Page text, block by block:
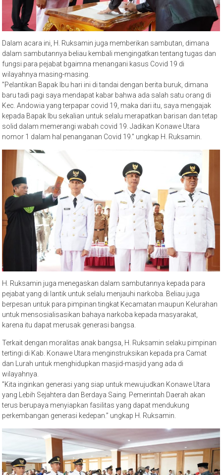
Dalam acara ini, H. Ruksamin juga memberikan sambutan, dimana
dalam sambutannya beliau kembali mengingatkan tentang tugas dan
fungsi para pejabat bgaimna menangani kasus Covid 19 di
wilayahnya masing-masing.
”Pelantikan Bapak Ibu hari ini di tandai dengan berita buruk, dimana
baru tadi pagi saya mendapat kabar bahwa ada salah satu orang di
Kec. Andowia yang terpapar covid 19, maka dari itu, saya mengajak
kepada Bapak Ibu sekalian untuk selalu merapatkan barisan dan tetap
solid dalam memerangi wabah covid 19. Jadikan Konawe Utara
nomor 1 dalam hal penanganan Covid 19.” ungkap H. Ruksamin.
H. Ruksamin juga menegaskan dalam sambutannya kepada para
pejabat yang di lantik untuk selalu menjauhi narkoba. Beliau juga
berpesan untuk para pimpinan tingkat Kecamatan maupun Kelurahan
untuk mensosialisasikan bahaya narkoba kepada masyarakat,
karena itu dapat merusak generasi bangsa.
Terkait dengan moralitas anak bangsa, H. Ruksamin selaku pimpinan
tertingi di Kab. Konawe Utara menginstruksikan kepada pra Camat
dan Lurah untuk menghidupkan masjid-masjid yang ada di
wilayahnya.
”Kita inginkan generasi yang siap untuk mewujudkan Konawe Utara
yang Lebih Sejahtera dan Berdaya Saing. Pemerintah Daerah akan
terus berupaya menyiapkan fasilitas yang dapat mendukung
perkembangan generasi kedepan.” ungkap H. Ruksamin.